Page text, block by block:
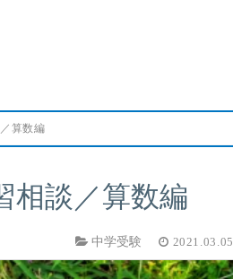
算数編
相談／算数編
中学受験 2021.03.05